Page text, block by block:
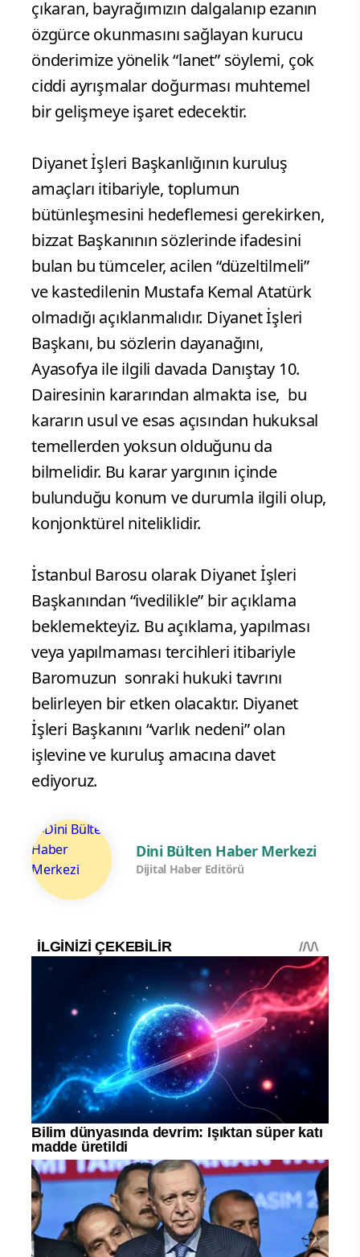
çıkaran, bayrağımızın dalgalanıp ezanın
özgürce okunmasını sağlayan kurucu
önderimize yönelik “lanet” söylemi, çok
ciddi ayrışmalar doğurması muhtemel
bir gelişmeye işaret edecektir.
Diyanet İşleri Başkanlığının kuruluş
amaçları itibariyle, toplumun
bütünleşmesini hedeflemesi gerekirken,
bizzat Başkanının sözlerinde ifadesini
bulan bu tümceler, acilen “düzeltilmeli”
ve kastedilenin Mustafa Kemal Atatürk
olmadığı açıklanmalıdır. Diyanet İşleri
Başkanı, bu sözlerin dayanağını,
Ayasofya ile ilgili davada Danıştay 10.
Dairesinin kararından almakta ise, bu
kararın usul ve esas açısından hukuksal
temellerden yoksun olduğunu da
bilmelidir. Bu karar yargının içinde
bulunduğu konum ve durumla ilgili olup,
konjonktürel niteliklidir.
İstanbul Barosu olarak Diyanet İşleri
Başkanından “ivedilikle” bir açıklama
beklemekteyiz. Bu açıklama, yapılması
veya yapılmaması tercihleri itibariyle
Baromuzun sonraki hukuki tavrını
belirleyen bir etken olacaktır. Diyanet
İşleri Başkanını “varlık nedeni” olan
işlevine ve kuruluş amacına davet
ediyoruz.
Dini Bülten Haber Merkezi
Dijital Haber Editörü